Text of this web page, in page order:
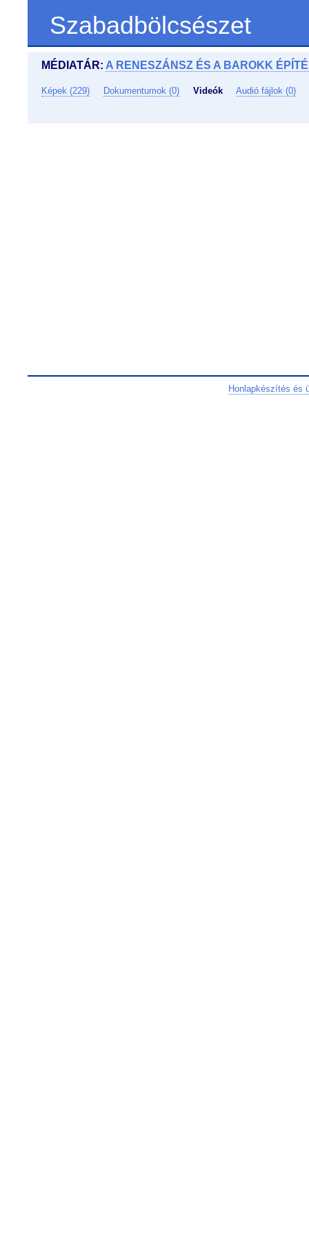
Szabadbölcsészet
MÉDIATÁR: A RENESZÁNSZ ÉS A BAROKK
Képek (229) Dokumentumok (0) Videók Audió fájlok (0)
Honlapkészítés és